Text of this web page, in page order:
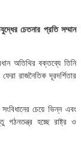
চেতনার প্রতি সম্মান
অতিথির বক্তব্যে তিনি
রাজনৈতিক দূরদর্শিতার
চেয়ে ভিন্ন এবং
গঠনতন্ত্র হচ্ছে রাষ্ট্র ও